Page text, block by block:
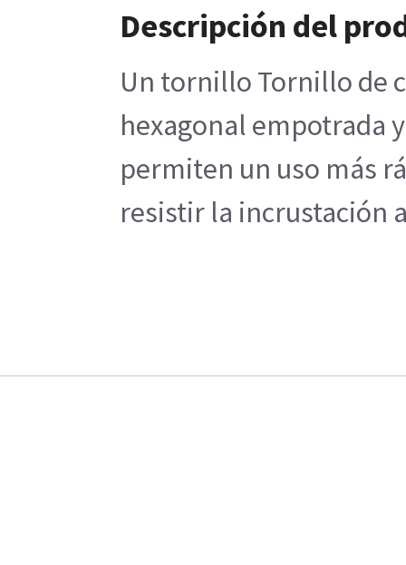
Descripción del
Un tornillo Tornillo de
hexagonal empotrada
permiten un uso más
resistir la incrustación